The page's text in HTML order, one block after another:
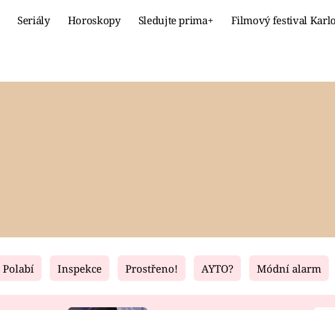
Seriály Horoskopy Sledujte prima+ Filmový festival
Fresh Living
Polabí Inspekce Prostřeno! AYTO? Módní alarm